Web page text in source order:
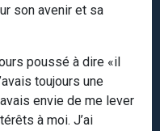
son avenir et sa
poussé à dire «il
toujours une
envie de me lever
à moi. J’ai